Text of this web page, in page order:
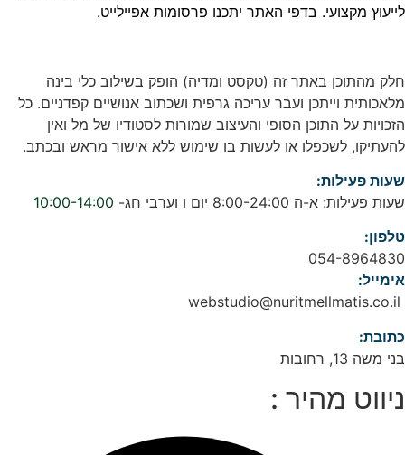
לייעוץ מקצועי. בדפי האתר יתכנו פרסומות אפיילייט.
חלק מהתוכן באתר זה (טקסט ומדיה) הופק בשילוב כלי בינה
מלאכותית וייתכן ועבר עריכה גרפית ושכתוב אנושיים קפדניים. כל
הזכויות על התוכן הסופי והעיצוב שמורות לסטודיו של מל ואין
להעתיקו, לשכפלו או לעשות בו שימוש ללא אישור מראש ובכתב.
שעות פעילות:
שעות פעילות: א-ה 8:00-24:00 יום ו וערבי חג-
10:00-14:00
טלפון:
054-8964830
אימייל:
כתובת:
בני משה 13, רחובות
ניווט מהיר :